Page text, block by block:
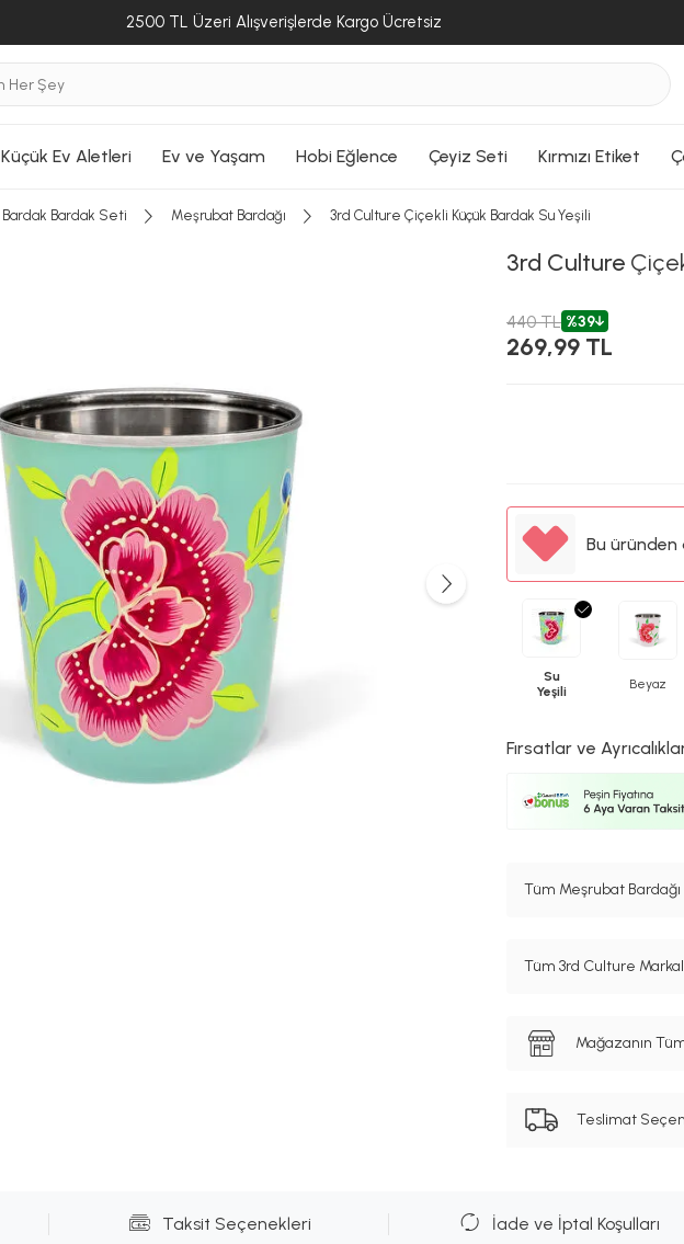
2500 TL Üzeri Alışverişlerde Kargo Ücretsiz
Küçük Ev Aletleri Ev ve Yaşam Hobi Eğlence Çeyiz Seti Kırmızı Etiket
Bardak Bardak Seti Meşrubat Bardağı 3rd Culture Çiçekli Küçük Bardak Su Yeşili
3rd Culture
440 TL %39
269,99 TL
Bu üründen
Su
Yeşili
Beyaz
Fırsatlar ve
Tüm Meşrubat
Tüm 3rd Culture
Mağazanın
Teslimat
Taksit Seçenekleri İade ve İptal Koşulları